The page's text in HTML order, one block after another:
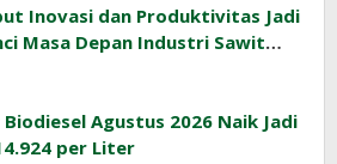
Inovasi dan Produktivitas Jadi
Masa Depan Industri Sawit
Biodiesel Agustus 2026 Naik Jadi
per Liter